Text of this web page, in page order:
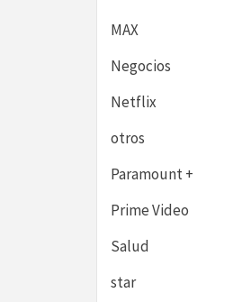
MAX
Negocios
Netflix
otros
Paramount +
Prime Video
Salud
star